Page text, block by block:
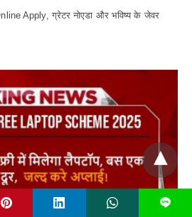
Apply, ग्रेटर नोएडा और भविष्य के जेवर
L